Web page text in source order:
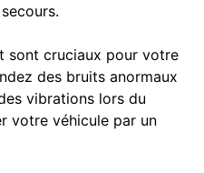
sont cruciaux pour votre
des bruits anormaux
vibrations lors du
votre véhicule par un